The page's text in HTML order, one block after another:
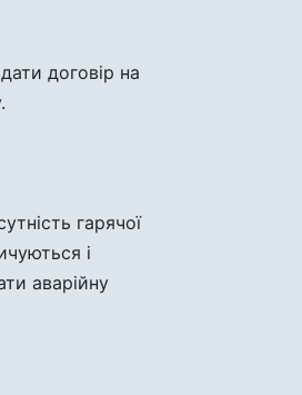
договір на
гарячої
і
аварійну